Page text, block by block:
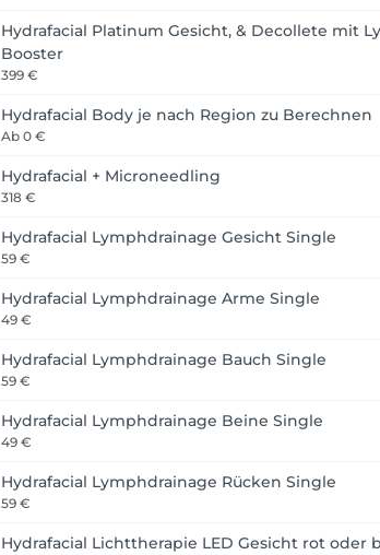
Hydrafacial Platinum Gesicht, & Decollete mit
Booster
399 €
Hydrafacial Body je nach Region zu Berechnen
Ab 0 €
Hydrafacial + Microneedling
318 €
Hydrafacial Lymphdrainage Gesicht Single
59 €
Hydrafacial Lymphdrainage Arme Single
49 €
Hydrafacial Lymphdrainage Bauch Single
59 €
Hydrafacial Lymphdrainage Beine Single
49 €
Hydrafacial Lymphdrainage Rücken Single
59 €
Hydrafacial Lichttherapie LED Gesicht rot oder